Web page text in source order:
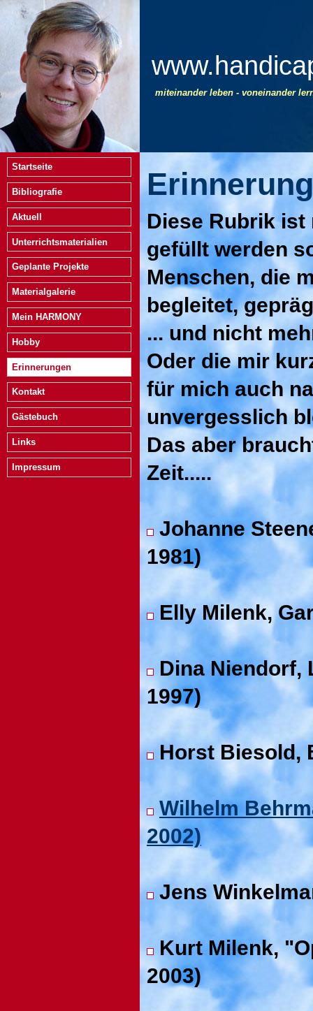
miteinander leben - voneinander
Diese Rubrik ist
gefüllt werden
Menschen, die
begleitet,
... und nicht
Oder die mir
für mich auch
unvergesslich
Das aber
Zeit.....
Johanne
1981)
Elly Milenk,
Dina Niendorf,
1997)
Horst Biesold,
Wilhelm
2002)
Jens
Kurt Milenk,
2003)
Startseite
Bibliografie
Aktuell
Unterrichtsmaterialien
Geplante Projekte
Materialgalerie
Mein HARMONY
Hobby
Erinnerungen
Kontakt
Gästebuch
Links
Impressum